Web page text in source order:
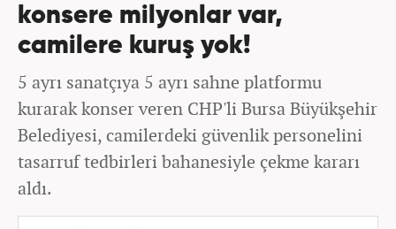
konsere milyonlar var,
camilere kuruş yok!
5 ayrı sanatçıya 5 ayrı sahne platformu
kurarak konser veren CHP'li Bursa Büyükşehir
Belediyesi, camilerdeki güvenlik personelini
tasarruf tedbirleri bahanesiyle çekme kararı
aldı.